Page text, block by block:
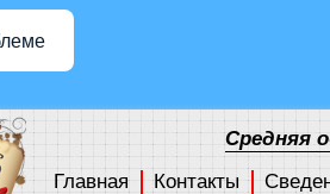
Средняя
Главная
Контакты